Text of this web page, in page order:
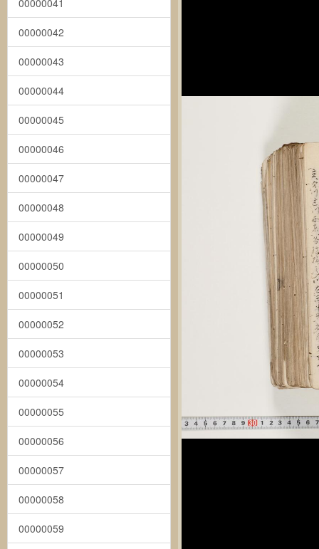
00000041
00000042
00000043
00000044
00000045
00000046
00000047
00000048
00000049
00000050
00000051
00000052
00000053
00000054
00000055
00000056
00000057
00000058
00000059